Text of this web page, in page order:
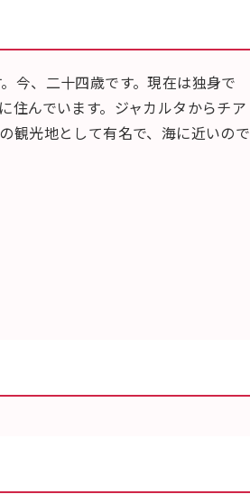
今、二十四歳です。現在は独身で
住んでいます。ジャカルタからチア
観光地として有名で、海に近いので